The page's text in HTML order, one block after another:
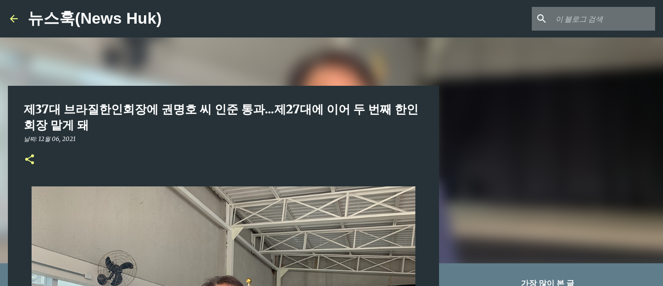
뉴스훅(News Huk)
제37대 브라질한인회장에 권명호 씨 인준 통과...제27대에 이어 두 번째 한인
회장 맡게 돼
날짜: 12월 06, 2021
가장 많이 본 글